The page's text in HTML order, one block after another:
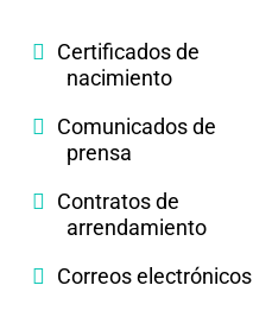
Certificados de
nacimiento
Comunicados de
prensa
Contratos de
arrendamiento
Correos electrónicos